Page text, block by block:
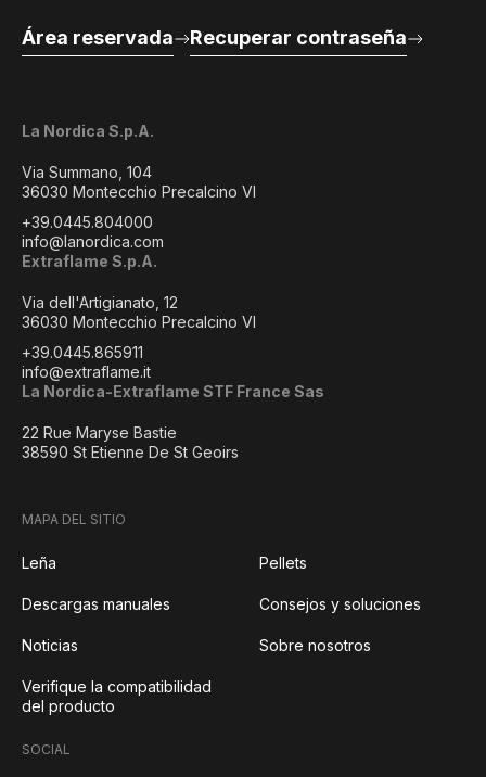
La Nordica S.p.A.
Via Summano, 104
36030 Montecchio Precalcino VI
+39.0445.804000
info@lanordica.com
Extraflame S.p.A.
Via dell'Artigianato, 12
36030 Montecchio Precalcino VI
+39.0445.865911
info@extraflame.it
La Nordica-Extraflame STF France Sas
22 Rue Maryse Bastie
38590 St Etienne De St Geoirs
Área reservada Recuperar contraseña
MAPA DEL SITIO
Leña Pellets
Descargas manuales Consejos y soluciones
Noticias Sobre nosotros
Verifique la compatibilidad
del producto
SOCIAL